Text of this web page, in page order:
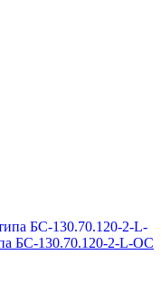
БС-130.70.120-2-L-ОС